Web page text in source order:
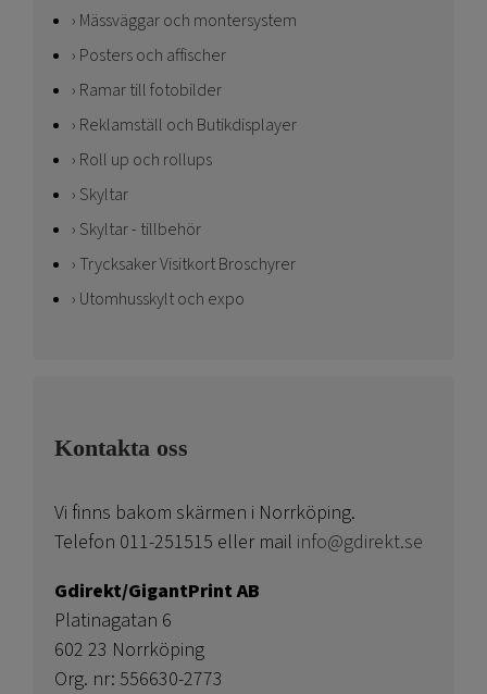
Mässväggar och montersystem
Posters och affischer
Ramar till fotobilder
Reklamställ och Butikdisplayer
Roll up och rollups
Skyltar
Skyltar - tillbehör
Trycksaker Visitkort Broschyrer
Utomhusskylt och expo
Kontakta oss
Vi finns bakom skärmen i Norrköping.
Telefon 011-251515 eller mail info@gdirekt.se
Gdirekt/GigantPrint AB
Platinagatan 6
602 23 Norrköping
Org. nr: 556630-2773